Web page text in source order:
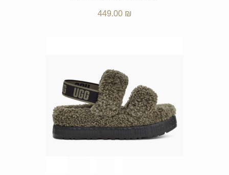
449.00 ₪